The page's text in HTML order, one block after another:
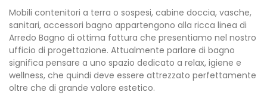
Mobili contenitori a terra o sospesi, cabine doccia, vasche,
sanitari, accessori bagno appartengono alla ricca linea di
Arredo Bagno di ottima fattura che presentiamo nel nostro
ufficio di progettazione. Attualmente parlare di bagno
significa pensare a uno spazio dedicato a relax, igiene e
wellness, che quindi deve essere attrezzato perfettamente
oltre che di grande valore estetico.